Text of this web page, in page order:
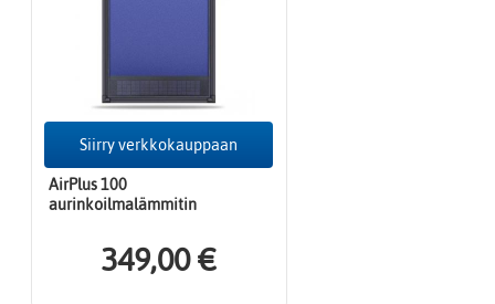
Siirry verkkokauppaan
AirPlus 100
aurinkoilmalämmitin
349,00 €